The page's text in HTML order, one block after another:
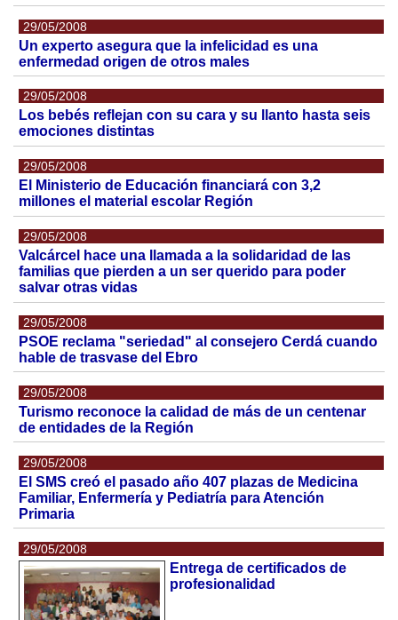
29/05/2008
Un experto asegura que la infelicidad es una
enfermedad origen de otros males
29/05/2008
Los bebés reflejan con su cara y su llanto hasta seis
emociones distintas
29/05/2008
El Ministerio de Educación financiará con 3,2
millones el material escolar Región
29/05/2008
Valcárcel hace una llamada a la solidaridad de las
familias que pierden a un ser querido para poder
salvar otras vidas
29/05/2008
PSOE reclama "seriedad" al consejero Cerdá cuando
hable de trasvase del Ebro
29/05/2008
Turismo reconoce la calidad de más de un centenar
de entidades de la Región
29/05/2008
El SMS creó el pasado año 407 plazas de Medicina
Familiar, Enfermería y Pediatría para Atención
Primaria
29/05/2008
Entrega de certificados de
profesionalidad